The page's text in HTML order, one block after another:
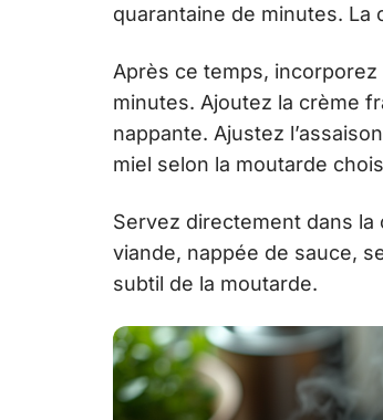
quarantaine de minutes.
Après ce temps,
minutes. Ajoutez la crème
nappante. Ajustez
miel selon la moutarde
Servez directement dans la
viande, nappée de sauce,
subtil de la moutarde.